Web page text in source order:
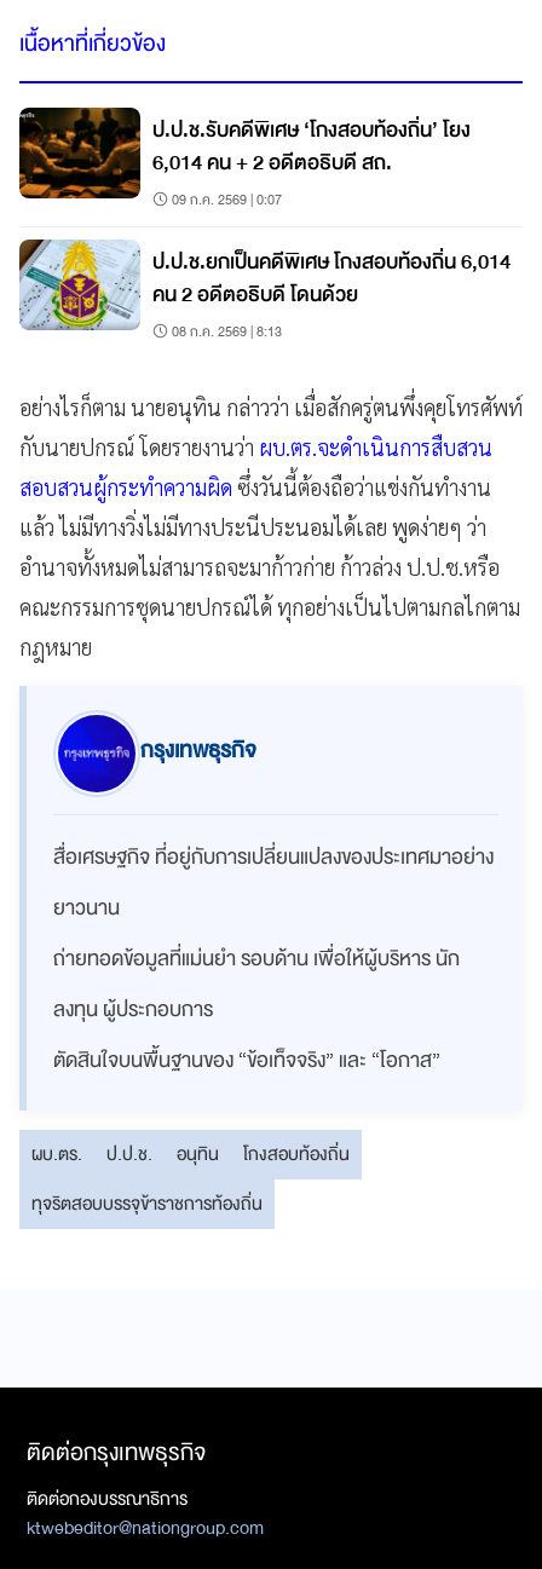
เนื้อหาที่เกี่ยวข้อง
ป.ป.ช.รับคดีพิเศษ ‘โกงสอบท้องถิ่น’ โยง
6,014 คน + 2 อดีตอธิบดี สถ.
09 ก.ค. 2569 | 0:07
ป.ป.ช.ยกเป็นคดีพิเศษ โกงสอบท้องถิ่น 6,014
คน 2 อดีตอธิบดี โดนด้วย
08 ก.ค. 2569 | 8:13
อย่างไรก็ตาม นายอนุทิน กล่าวว่า เมื่อสักครู่ตนพึ่งคุยโทรศัพท์
กับนายปกรณ์ โดยรายงานว่า ผบ.ตร.จะดำเนินการสืบสวน
สอบสวนผู้กระทำความผิด ซึ่งวันนี้ต้องถือว่าแข่งกันทำงาน
แล้ว ไม่มีทางวิ่งไม่มีทางประนีประนอมได้เลย พูดง่ายๆ ว่า
อำนาจทั้งหมดไม่สามารถจะมาก้าวก่าย ก้าวล่วง ป.ป.ช.หรือ
คณะกรรมการชุดนายปกรณ์ได้ ทุกอย่างเป็นไปตามกลไกตาม
กฎหมาย
กรุงเทพธุรกิจ
สื่อเศรษฐกิจ ที่อยู่กับการเปลี่ยนแปลงของประเทศมาอย่าง
ยาวนาน
ถ่ายทอดข้อมูลที่แม่นยำ รอบด้าน เพื่อให้ผู้บริหาร นัก
ลงทุน ผู้ประกอบการ
ตัดสินใจบนพื้นฐานของ “ข้อเท็จจริง” และ “โอกาส”
ผบ.ตร. ป.ป.ช. อนุทิน
โกงสอบท้องถิ่น
ทุจริตสอบบรรจุข้าราชการท้องถิ่น
ติดต่อกรุงเทพธุรกิจ
ติดต่อกองบรรณาธิการ
ktwebeditor@nationgroup.com